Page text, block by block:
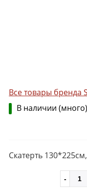
Все товары бренда
В наличии (много)
Скатерть